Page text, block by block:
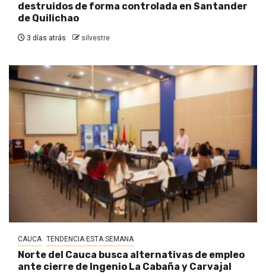
destruidos de forma controlada en Santander
de Quilichao
3 días atrás silvestre
CAUCA TENDENCIA ESTA SEMANA
Norte del Cauca busca alternativas de empleo
ante cierre de Ingenio La Cabaña y Carvajal